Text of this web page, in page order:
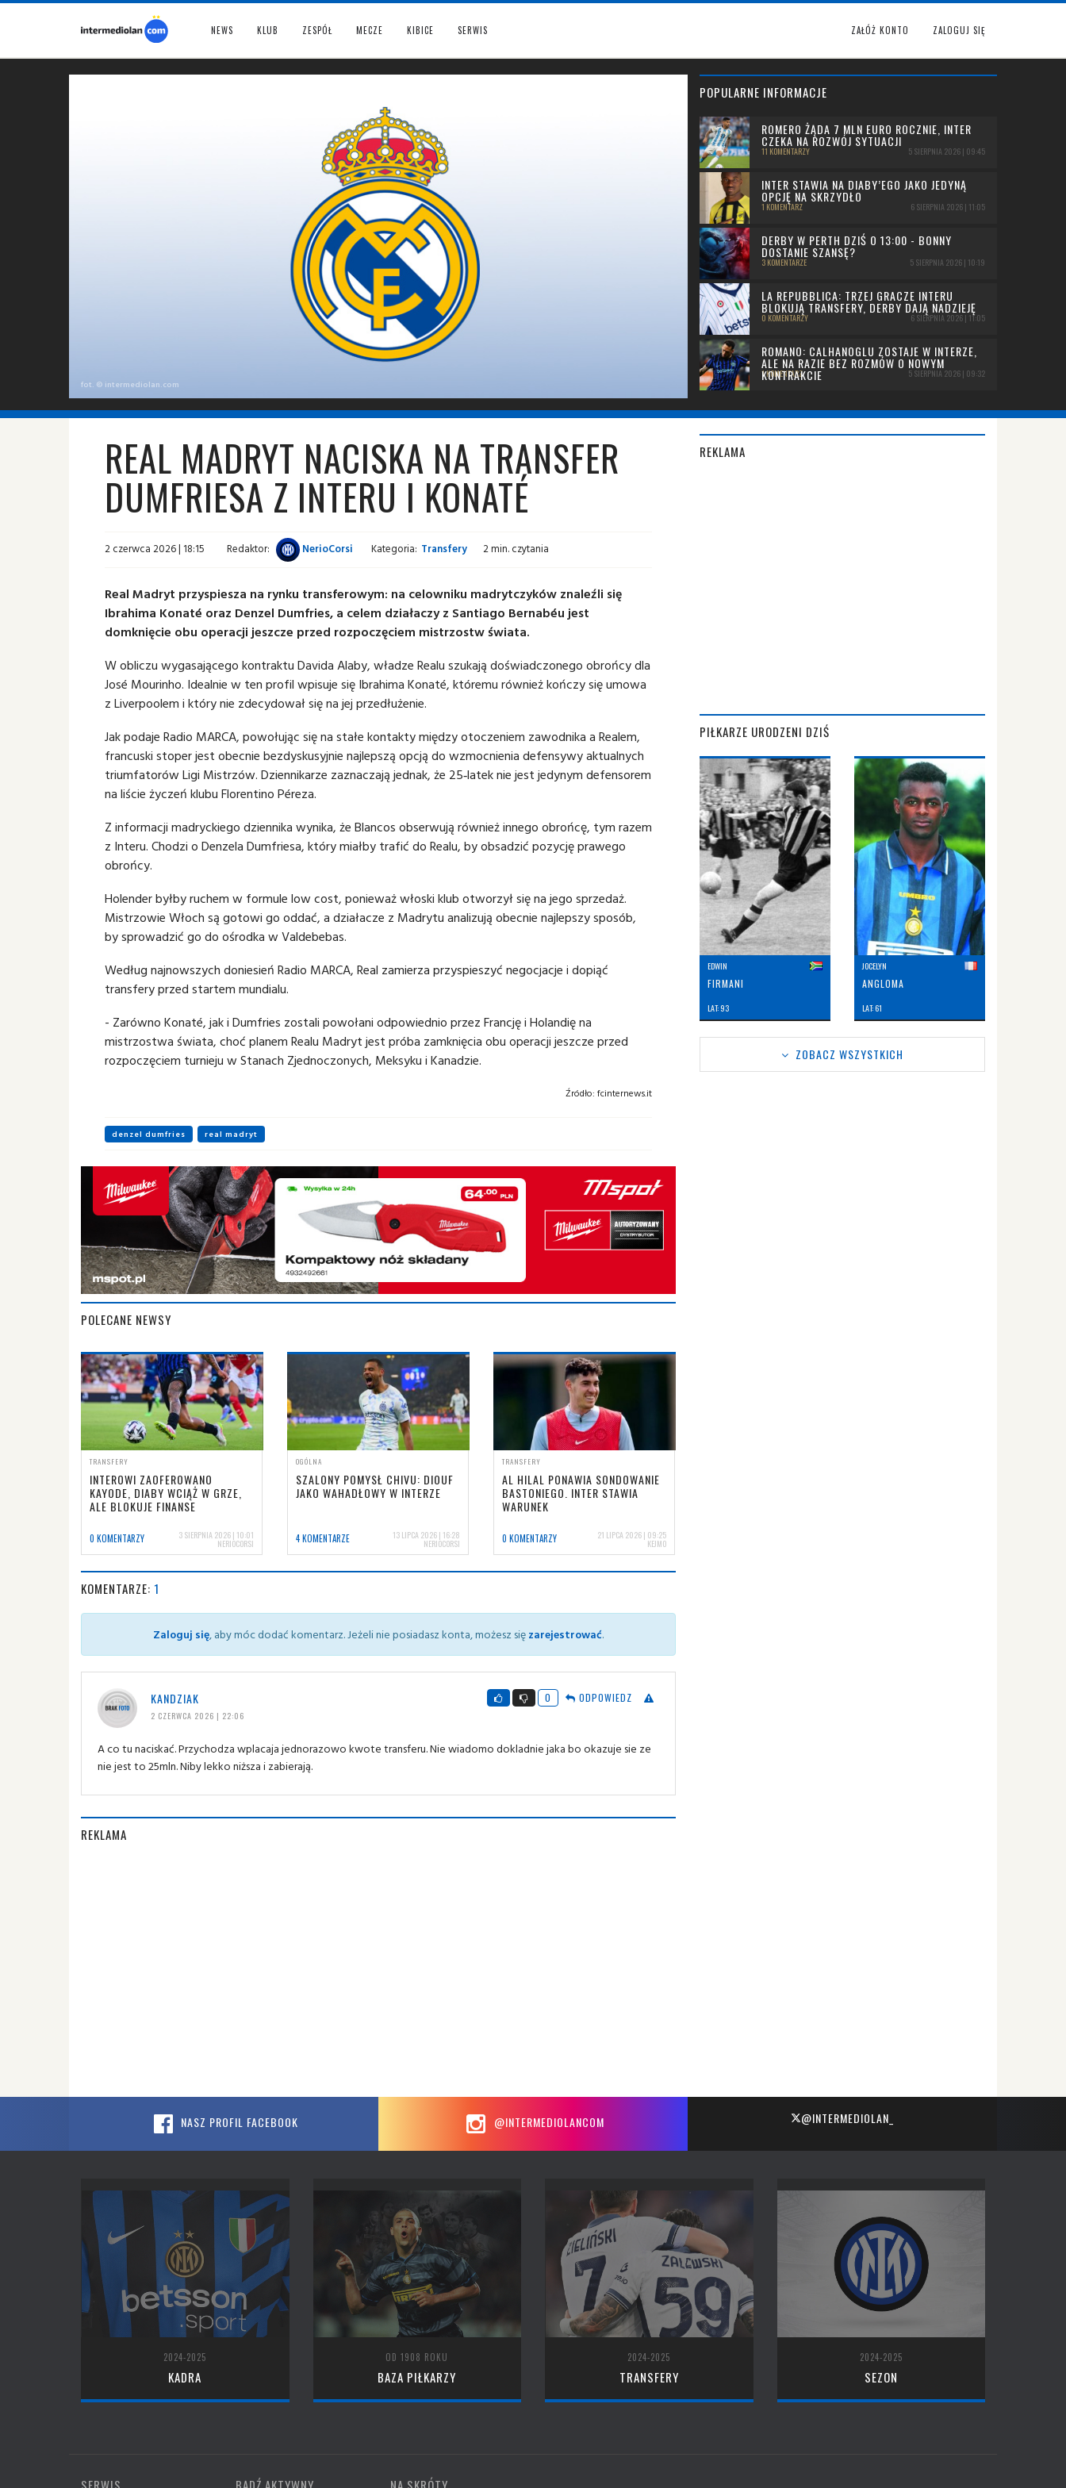
NEWS KLUB ZESPÓŁ MECZE KIBICE SERWIS ZAŁÓŻ KONTO ZALOGUJ SIĘ
fot. © intermediolan.com
POPULARNE INFORMACJE
ROMERO ŻĄDA 7 MLN EURO ROCZNIE, INTER
CZEKA NA ROZWÓJ SYTUACJI
11 KOMENTARZY 5 SIERPNIA 2026 | 09:45
INTER STAWIA NA DIABY’EGO JAKO JEDYNĄ
OPCJĘ NA SKRZYDŁO
1 KOMENTARZ 6 SIERPNIA 2026 | 11:05
DERBY W PERTH DZIŚ O 13:00 - BONNY
DOSTANIE SZANSĘ?
3 KOMENTARZE 5 SIERPNIA 2026 | 10:19
LA REPUBBLICA: TRZEJ GRACZE INTERU
BLOKUJĄ TRANSFERY, DERBY DAJĄ NADZIEJĘ
0 KOMENTARZY 6 SIERPNIA 2026 | 11:05
ROMANO: CALHANOGLU ZOSTAJE W INTERZE,
ALE NA RAZIE BEZ ROZMÓW O NOWYM
KONTRAKCIE
1 KOMENTARZ 5 SIERPNIA 2026 | 09:32
REAL MADRYT NACISKA NA TRANSFER
DUMFRIESA Z INTERU I KONATÉ
2 czerwca 2026 | 18:15 Redaktor: NerioCorsi Kategoria: Transfery 2 min. czytania
Real Madryt przyspiesza na rynku transferowym: na celowniku madrytczyków znaleźli się
Ibrahima Konaté oraz Denzel Dumfries, a celem działaczy z Santiago Bernabéu jest
domknięcie obu operacji jeszcze przed rozpoczęciem mistrzostw świata.
W obliczu wygasającego kontraktu Davida Alaby, władze Realu szukają doświadczonego obrońcy dla
José Mourinho. Idealnie w ten profil wpisuje się Ibrahima Konaté, któremu również kończy się umowa
z Liverpoolem i który nie zdecydował się na jej przedłużenie.
Jak podaje Radio MARCA, powołując się na stałe kontakty między otoczeniem zawodnika a Realem,
francuski stoper jest obecnie bezdyskusyjnie najlepszą opcją do wzmocnienia defensywy aktualnych
triumfatorów Ligi Mistrzów. Dziennikarze zaznaczają jednak, że 25‑latek nie jest jedynym defensorem
na liście życzeń klubu Florentino Péreza.
Z informacji madryckiego dziennika wynika, że Blancos obserwują również innego obrońcę, tym razem
z Interu. Chodzi o Denzela Dumfriesa, który miałby trafić do Realu, by obsadzić pozycję prawego
obrońcy.
Holender byłby ruchem w formule low cost, ponieważ włoski klub otworzył się na jego sprzedaż.
Mistrzowie Włoch są gotowi go oddać, a działacze z Madrytu analizują obecnie najlepszy sposób,
by sprowadzić go do ośrodka w Valdebebas.
Według najnowszych doniesień Radio MARCA, Real zamierza przyspieszyć negocjacje i dopiąć
transfery przed startem mundialu.
- Zarówno Konaté, jak i Dumfries zostali powołani odpowiednio przez Francję i Holandię na
mistrzostwa świata, choć planem Realu Madryt jest próba zamknięcia obu operacji jeszcze przed
rozpoczęciem turnieju w Stanach Zjednoczonych, Meksyku i Kanadzie.
Źródło: fcinternews.it
denzel dumfries real madryt
POLECANE NEWSY
TRANSFERY
INTEROWI ZAOFEROWANO
KAYODE, DIABY WCIĄŻ W GRZE,
ALE BLOKUJE FINANSE
0 KOMENTARZY 3 SIERPNIA 2026 | 10:01
NERIOCORSI
OGÓLNA
SZALONY POMYSŁ CHIVU: DIOUF
JAKO WAHADŁOWY W INTERZE
4 KOMENTARZE 13 LIPCA 2026 | 16:28
NERIOCORSI
TRANSFERY
AL HILAL PONAWIA SONDOWANIE
BASTONIEGO. INTER STAWIA
WARUNEK
0 KOMENTARZY 21 LIPCA 2026 | 09:25
KEJMO
KOMENTARZE: 1
Zaloguj się, aby móc dodać komentarz. Jeżeli nie posiadasz konta, możesz sięzarejestrować.
KANDZIAK
2 CZERWCA 2026 | 22:06
0 ODPOWIEDZ
A co tu naciskać. Przychodza wplacaja jednorazowo kwote transferu. Nie wiadomo dokladnie jaka bo okazuje sie ze
nie jest to 25mln. Niby lekko niższa i zabierają.
REKLAMA
REKLAMA
PIŁKARZE URODZENI DZIŚ
EDWIN
FIRMANI
LAT: 93
JOCELYN
ANGLOMA
LAT: 61
ZOBACZ WSZYSTKICH
NASZ PROFIL FACEBOOK @INTERMEDIOLANCOM @INTERMEDIOLAN_
2024-2025
KADRA
OD 1908 ROKU
BAZA PIŁKARZY
2024-2025
TRANSFERY
2024-2025
SEZON
SERWIS BĄDŹ AKTYWNY NA SKRÓTY